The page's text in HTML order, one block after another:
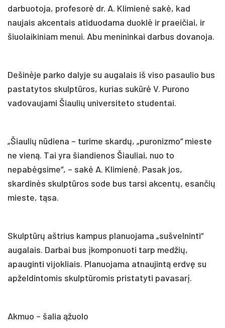
darbuotoja, profesorė dr. A. Klimienė sakė, kad
naujais akcentais atiduodama duoklė ir praeičiai, ir
šiuolaikiniam menui. Abu menininkai darbus dovanoja.
Dešinėje parko dalyje su augalais iš viso pasaulio bus
pastatytos skulptūros, kurias sukūrė V. Purono
vadovaujami Šiaulių universiteto studentai.
„Šiaulių nūdiena – turime skardų, „puronizmo“ mieste
ne vieną. Tai yra šiandienos Šiauliai, nuo to
nepabėgsime“, – sakė A. Klimienė. Pasak jos,
skardinės skulptūros sode bus tarsi akcentų, esančių
mieste, tąsa.
Skulptūrų aštrius kampus planuojama „sušvelninti“
augalais. Darbai bus įkomponuoti tarp medžių,
apauginti vijokliais. Planuojama atnaujintą erdvę su
apželdintomis skulptūromis pristatyti pavasarį.
Akmuo – šalia ąžuolo